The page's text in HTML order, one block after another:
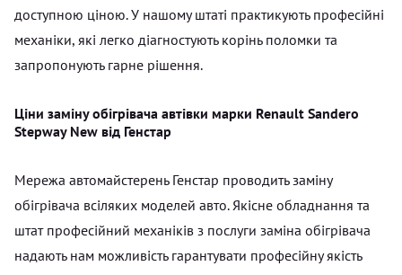
доступною ціною. У нашому штаті практикують професійні
механіки, які легко діагностують корінь поломки та
запропонують гарне рішення.
Ціни заміну обігрівача автівки марки Renault Sandero
Stepway New від Генстар
Мережа автомайстерень Генстар проводить заміну
обігрівача всіляких моделей авто. Якісне обладнання та
штат професійний механіків з послуги заміна обігрівача
надають нам можливість гарантувати професійну якість